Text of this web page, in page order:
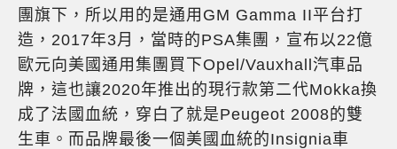
團旗下，所以用的是通用GM Gamma II平台打
造，2017年3月，當時的PSA集團，宣布以22億
歐元向美國通用集團買下Opel/Vauxhall汽車品
牌，這也讓2020年推出的現行款第二代Mokka換
成了法國血統，穿白了就是Peugeot 2008的雙
生車。而品牌最後一個美國血統的Insignia車